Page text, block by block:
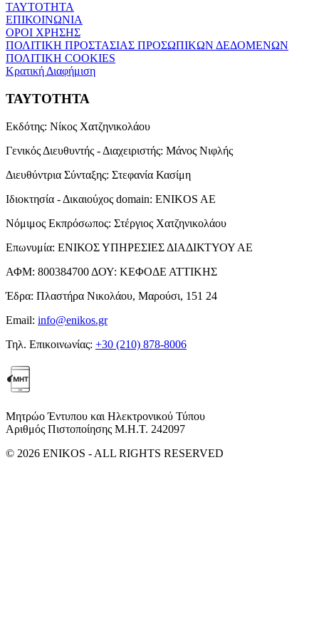
ΤΑΥΤΟΤΗΤΑ
ΕΠΙΚΟΙΝΩΝΙΑ
ΟΡΟΙ ΧΡΗΣΗΣ
ΠΟΛΙΤΙΚΗ ΠΡΟΣΤΑΣΙΑΣ ΠΡΟΣΩΠΙΚΩΝ ΔΕΔΟΜΕΝΩΝ
ΠΟΛΙΤΙΚΗ COOKIES
Κρατική Διαφήμιση
ΤΑΥΤΟΤΗΤΑ
Εκδότης: Νίκος Χατζηνικολάου
Γενικός Διευθυντής - Διαχειριστής: Μάνος Νιφλής
Διευθύντρια Σύνταξης: Στεφανία Κασίμη
Ιδιοκτησία - Δικαιούχος domain: ENIKOS AE
Νόμιμος Εκπρόσωπος: Στέργιος Χατζηνικολάου
Επωνυμία: ΕΝΙΚΟΣ ΥΠΗΡΕΣΙΕΣ ΔΙΑΔΙΚΤΥΟΥ ΑΕ
ΑΦΜ: 800384700 ΔΟΥ: ΚΕΦΟΔΕ ΑΤΤΙΚΗΣ
Έδρα: Πλαστήρα Νικολάου, Μαρούσι, 151 24
Email: info@enikos.gr
Τηλ. Επικοινωνίας: +30 (210) 878-8006
Μητρώο Έντυπου και Ηλεκτρονικού Τύπου
Αριθμός Πιστοποίησης Μ.Η.Τ. 242097
© 2026 ENIKOS - ALL RIGHTS RESERVED